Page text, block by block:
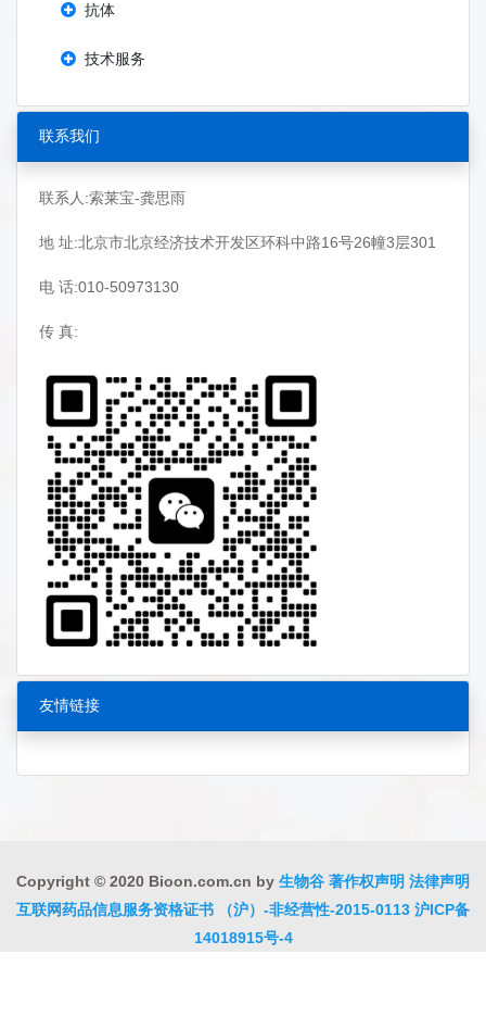
抗体
技术服务
联系我们
联系人:索莱宝-龚思雨
地 址:北京市北京经济技术开发区环科中路16号26幢3层301
电 话:010-50973130
传 真:
友情链接
Copyright © 2020 Bioon.com.cn by 生物谷 著作权声明 法律声明
互联网药品信息服务资格证书 （沪）-非经营性-2015-0113 沪ICP备
14018915号-4